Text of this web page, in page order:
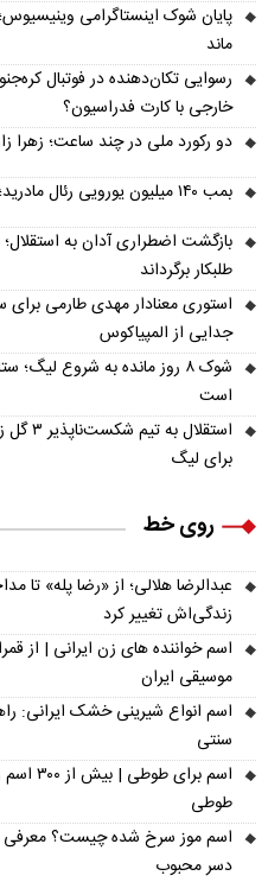
ماند
رسوایی تکان‌دهنده در فوتبال
خارجی با کارت فدراسیون؟
دو رکورد ملی در چند ساعت؛ زهرا
بمب ۱۴۰ میلیون یورویی رئال مادرید؛ دیومانده ۱۹ ساله به مورینیو رسید
بازگشت اضطراری آدان به استقلال؛
طلبکار برگرداند
استوری معنادار مهدی طارمی برای
جدایی از المپیاکوس
شوک ۸ روز مانده به شروع
است
برای لیگ
روی خط
عبدالرضا هلالی؛ از «رضا پله» تا
زندگی‌اش تغییر کرد
اسم خواننده های زن ایرانی | از
موسیقی ایران
اسم انواع شیرینی خشک ایرانی:
سنتی
اسم
طوطی
اسم موز سرخ شده چیست؟ معرفی
دسر محبوب